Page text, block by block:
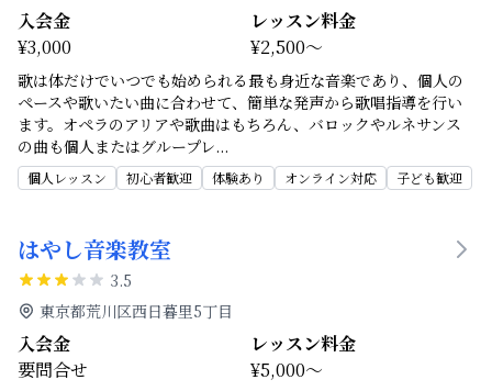
入会金
¥3,000
レッスン料金
¥2,500～
歌は体だけでいつでも始められる最も身近な音楽であり、個人の
ペースや歌いたい曲に合わせて、簡単な発声から歌唱指導を行い
ます。オペラのアリアや歌曲はもちろん、バロックやルネサンス
の曲も個人またはグループレ...
個人レッスン 初心者歓迎 体験あり オンライン対応 子ども歓迎
はやし音楽教室
3.5
東京都荒川区西日暮里5丁目
入会金
要問合せ
レッスン料金
¥5,000～